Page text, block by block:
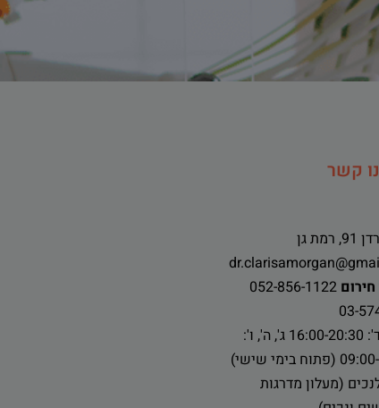
קשר
גן
052-856-1122
03-
א', ב', ד': 16:00-20:30 ג', ה', ו':
בימי שישי)
(מעלון מדרגות